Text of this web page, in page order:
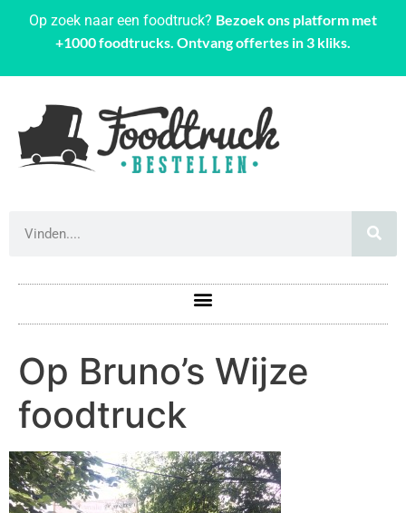
Op zoek naar een foodtruck? Bezoek ons platform met
+1000 foodtrucks. Ontvang offertes in 3 kliks.
Op Bruno’s Wijze
foodtruck